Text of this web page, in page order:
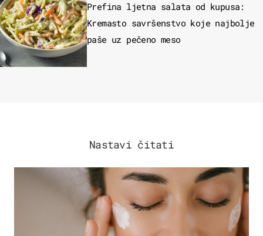
Prefina ljetna salata od kupusa:
Kremasto savršenstvo koje najbolje
paše uz pečeno meso
Nastavi čitati
MODA & LJEPOTA